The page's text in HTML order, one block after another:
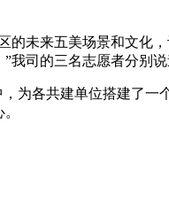
的未来五美场景和文化
我司的三名志愿者分别说
为各共建单位搭建了